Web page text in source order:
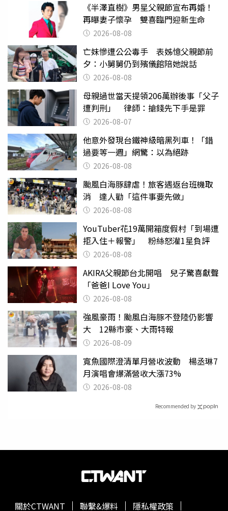
《半澤直樹》男星父親節宣布再婚！
再曝妻子懷孕 雙喜臨門迎新生命
2026-08-08
亡妹慘遭公公毒手 表姊憶父親節前
夕：小舅舅仍到殯儀館陪她說話
2026-08-08
母親過世當天提領206萬辦後事「父子
遭判刑」 律師：搶錢先下手是罪
2026-08-07
他意外發現台鐵神級暗黑列車！「錯
過要等一週」網驚：以為絕跡
2026-08-08
颱風白海豚肆虐！旅客遇返台班機取
消 達人勸「這件事要先做」
2026-08-08
YouTuber花19萬開箱度假村「到場遭
拒入住＋報警」 粉絲怒灌1星負評
2026-08-08
AKIRA父親節台北開唱 兒子驚喜獻聲
「爸爸I Love You」
2026-08-08
強風豪雨！颱風白海豚不登陸仍影響
大 12縣市豪、大雨特報
2026-08-09
寬魚國際澄清單月營收波動 楊丞琳7
月演唱會爆滿營收大漲73%
2026-08-08
Recommended by
關於CTWANT 聯繫&爆料 隱私權政策